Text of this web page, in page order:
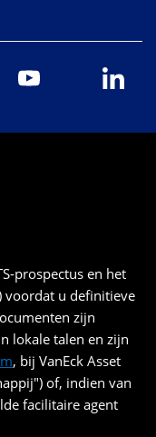
prospectus en het
voordat u definitieve
zijn
lokale talen en zijn
, bij VanEck Asset
of, indien van
facilitaire agent